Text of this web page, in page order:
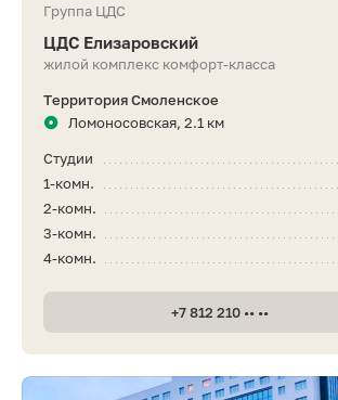
Группа ЦДС
ЦДС Елизаровский
жилой комплекс комфорт-класса
Территория Смоленское
Ломоносовская, 2.1 км
Студии
1-комн.
2-комн.
3-комн.
4-комн.
+7 812 210 •• ••